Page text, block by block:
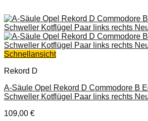
Schnellansicht
Rekord D
A-Säule Opel Rekord D Commodore B
Schweller Kotflügel Paar links rechts
109,00 €